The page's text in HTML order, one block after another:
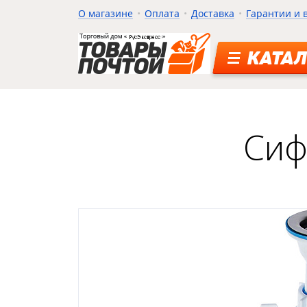
О магазине Оплата Доставка Гарантии и